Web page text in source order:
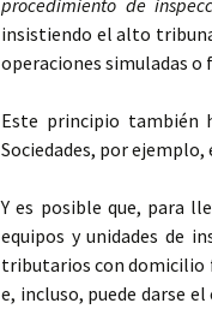
procedimiento de
insistiendo el alto
operaciones simuladas o
Este principio también
Sociedades, por ejemplo,
Y es posible que, para
equipos y unidades de
tributarios con domicilio
e, incluso, puede darse